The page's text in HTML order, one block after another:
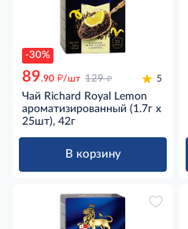
-30%
89.90 д/шт 129 д 5
Чай Richard Royal Lemon
ароматизированный (1.7г х
25шт), 42г
В корзину